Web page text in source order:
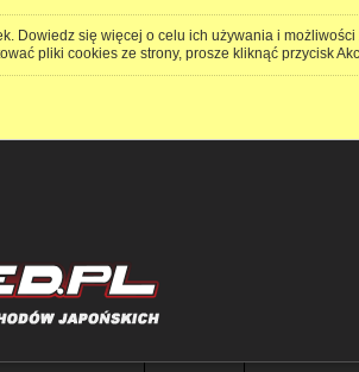
Dowiedz się więcej o celu ich używania i
pliki cookies ze strony, prosze kliknąć przycisk